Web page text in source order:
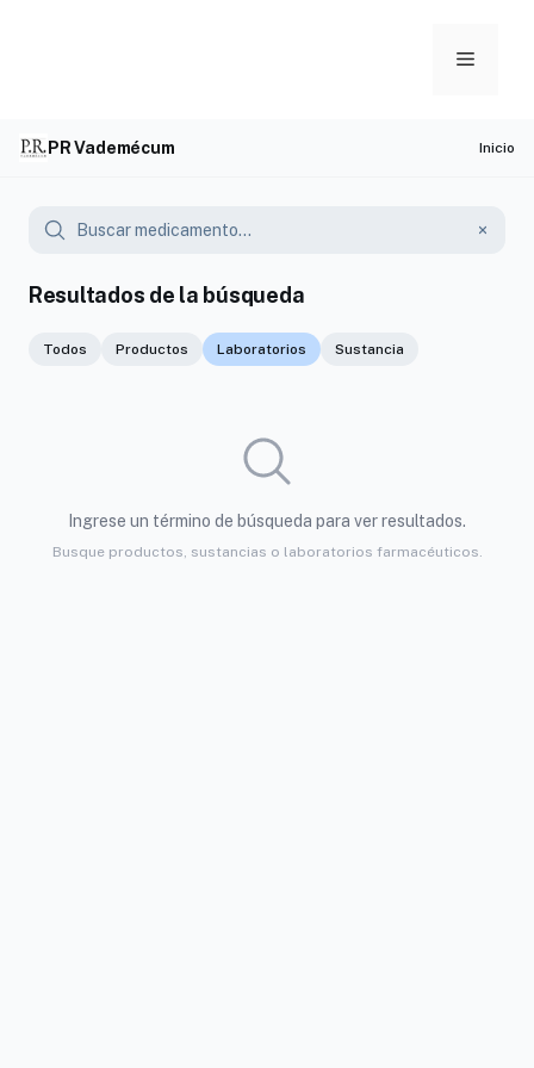
Menu
PR Vademécum Inicio
Resultados de la búsqueda
Todos Productos Laboratorios Sustancia
Ingrese un término de búsqueda para ver resultados.
Busque productos, sustancias o laboratorios farmacéuticos.